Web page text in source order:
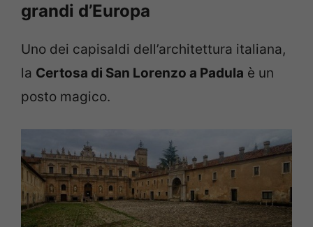
grandi d’Europa
Uno dei capisaldi dell’architettura italiana,
la Certosa di San Lorenzo a Padula è un
posto magico.